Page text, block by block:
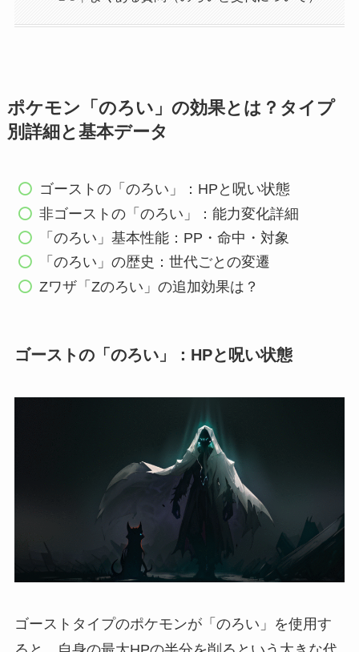
ポケモン「のろい」の効果とは？タイプ
別詳細と基本データ
ゴーストの「のろい」：HPと呪い状態
非ゴーストの「のろい」：能力変化詳細
「のろい」基本性能：PP・命中・対象
「のろい」の歴史：世代ごとの変遷
Zワザ「Zのろい」の追加効果は？
ゴーストの「のろい」：HPと呪い状態
ゴーストタイプのポケモンが「のろい」を使用す